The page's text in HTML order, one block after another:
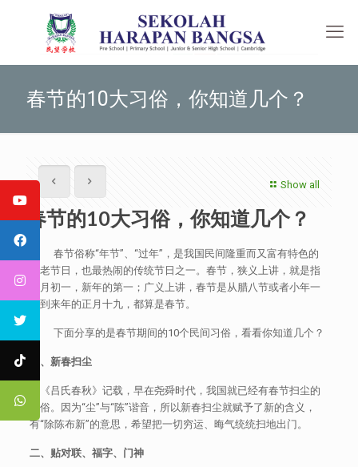
春节的10大习俗，你知道几个？
Show all
春节的10大习俗，你知道几个？
春节俗称“年节”、“过年”，是我国民间隆重而又富有特色的
古老节日，也最热闹的传统节日之一。春节，狭义上讲，就是指
正月初一，新年的第一；广义上讲，春节是从腊八节或者小年一
直到来年的正月十九，都算是春节。
下面分享的是春节期间的10个民间习俗，看看你知道几个？
一、新春扫尘
据《吕氏春秋》记载，早在尧舜时代，我国就已经有春节扫尘的
习俗。因为“尘”与“陈”谐音，所以新春扫尘就赋予了新的含义，
有“除陈布新”的意思，希望把一切穷运、晦气统统扫地出门。
二、贴对联、福字、门神